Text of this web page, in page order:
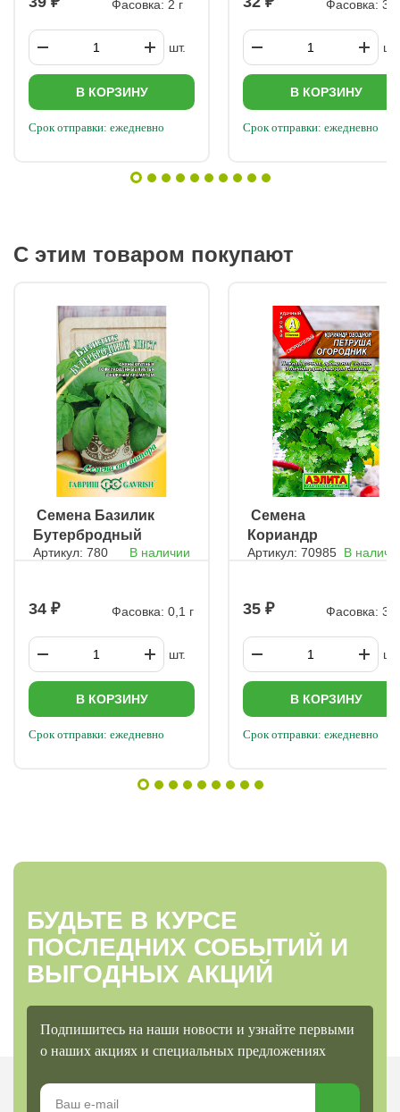
для профилактики соблюдайте севооборот и не допускайте
переувлажнения. Шпинат — неприхотливая и полезная
культура, которая при правильном уходе даёт обильный
урожай сочных листьев.
Фасовка: 2 г
шт.
В КОРЗИНУ
Срок отправки: ежедневно
Фасовка: 3 г
шт.
В КОРЗИНУ
Срок отправки: ежедневно
С этим товаром покупают
ㅤ Семена Базилик
Бутербродный
лист
Артикул: 780 В наличии
34 Фасовка: 0,1 г
шт.
В КОРЗИНУ
Срок отправки: ежедневно
ㅤ Семена
Кориандр
овощной
Артикул: 70985 В
35 Фасовка: 3 г
шт.
В КОРЗИНУ
Срок отправки: ежедневно
БУДЬТЕ В КУРСЕ
ПОСЛЕДНИХ СОБЫТИЙ И
ВЫГОДНЫХ АКЦИЙ
Подпишитесь на наши новости и узнайте первыми
о наших акциях и специальных предложениях